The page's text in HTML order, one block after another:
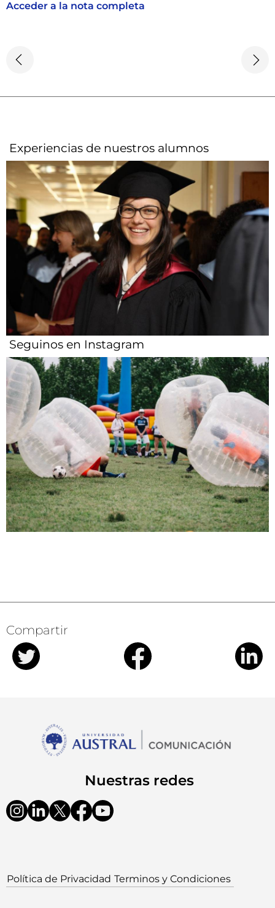
Acceder a la nota completa
Experiencias de nuestros alumnos​
Seguinos en Instagram
Compartir
Nuestras redes
Política de Privacidad Terminos y Condiciones